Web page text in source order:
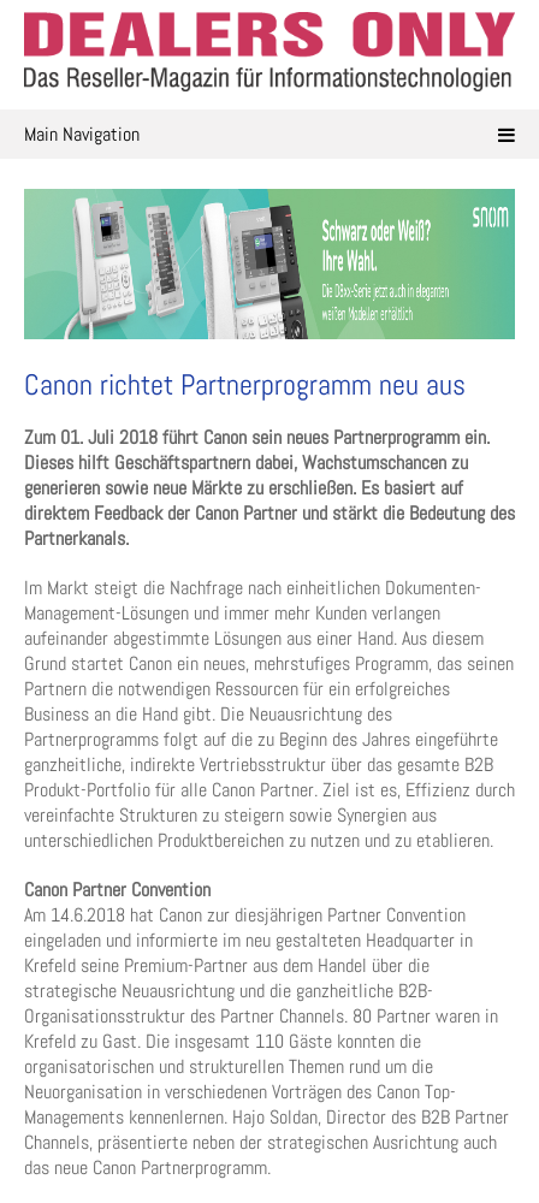
Skip
content
Main Navigation
Canon richtet Partnerprogramm neu aus
Zum 01. Juli 2018 führt Canon sein neues Partnerprogramm ein.
Dieses hilft Geschäftspartnern dabei, Wachstumschancen zu
generieren sowie neue Märkte zu erschließen. Es basiert auf
direktem Feedback der Canon Partner und stärkt die Bedeutung des
Partnerkanals.
Im Markt steigt die Nachfrage nach einheitlichen Dokumenten-
Management-Lösungen und immer mehr Kunden verlangen
aufeinander abgestimmte Lösungen aus einer Hand. Aus diesem
Grund startet Canon ein neues, mehrstufiges Programm, das seinen
Partnern die notwendigen Ressourcen für ein erfolgreiches
Business an die Hand gibt. Die Neuausrichtung des
Partnerprogramms folgt auf die zu Beginn des Jahres eingeführte
ganzheitliche, indirekte Vertriebsstruktur über das gesamte B2B
Produkt-Portfolio für alle Canon Partner. Ziel ist es, Effizienz durch
vereinfachte Strukturen zu steigern sowie Synergien aus
unterschiedlichen Produktbereichen zu nutzen und zu etablieren.
Canon Partner Convention
Am 14.6.2018 hat Canon zur diesjährigen Partner Convention
eingeladen und informierte im neu gestalteten Headquarter in
Krefeld seine Premium-Partner aus dem Handel über die
strategische Neuausrichtung und die ganzheitliche B2B-
Organisationsstruktur des Partner Channels. 80 Partner waren in
Krefeld zu Gast. Die insgesamt 110 Gäste konnten die
organisatorischen und strukturellen Themen rund um die
Neuorganisation in verschiedenen Vorträgen des Canon Top-
Managements kennenlernen. Hajo Soldan, Director des B2B Partner
Channels, präsentierte neben der strategischen Ausrichtung auch
das neue Canon Partnerprogramm.